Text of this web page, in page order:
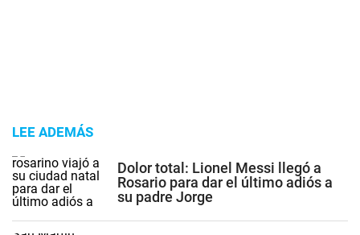
LEE ADEMÁS
Dolor total: Lionel Messi llegó a
Rosario para dar el último adiós a
su padre Jorge